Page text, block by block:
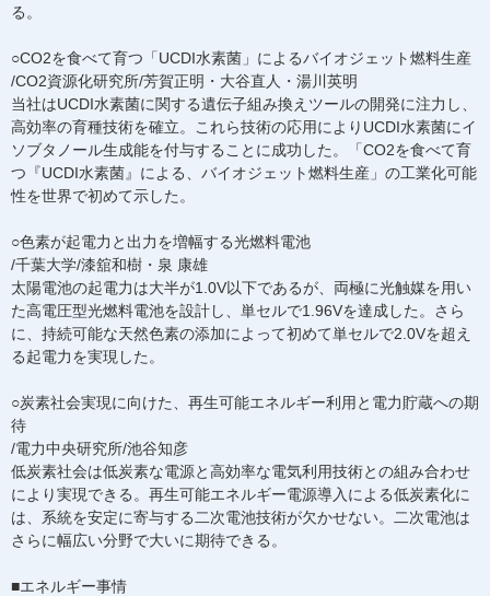
る。
○CO2を食べて育つ「UCDI水素菌」によるバイオジェット燃料生産
/CO2資源化研究所/芳賀正明・大谷直人・湯川英明
当社はUCDI水素菌に関する遺伝子組み換えツールの開発に注力し、
高効率の育種技術を確立。これら技術の応用によりUCDI水素菌にイ
ソブタノール生成能を付与することに成功した。「CO2を食べて育
つ『UCDI水素菌』による、バイオジェット燃料生産」の工業化可能
性を世界で初めて示した。
○色素が起電力と出力を増幅する光燃料電池
/千葉大学/漆舘和樹・泉 康雄
太陽電池の起電力は大半が1.0V以下であるが、両極に光触媒を用い
た高電圧型光燃料電池を設計し、単セルで1.96Vを達成した。さら
に、持続可能な天然色素の添加によって初めて単セルで2.0Vを超え
る起電力を実現した。
○炭素社会実現に向けた、再生可能エネルギー利用と電力貯蔵への期
待
/電力中央研究所/池谷知彦
低炭素社会は低炭素な電源と高効率な電気利用技術との組み合わせ
により実現できる。再生可能エネルギー電源導入による低炭素化に
は、系統を安定に寄与する二次電池技術が欠かせない。二次電池は
さらに幅広い分野で大いに期待できる。
■エネルギー事情